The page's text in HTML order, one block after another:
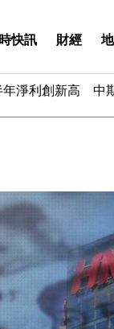
快訊 財經
年淨利創新高 中
價出口增近24%
入市撐日圓 4月
戰事快結束 承認
再出手 斥4億美
年淨利創新高 中
年GDP預測至